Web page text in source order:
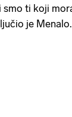
smo ti koji
je Menalo.